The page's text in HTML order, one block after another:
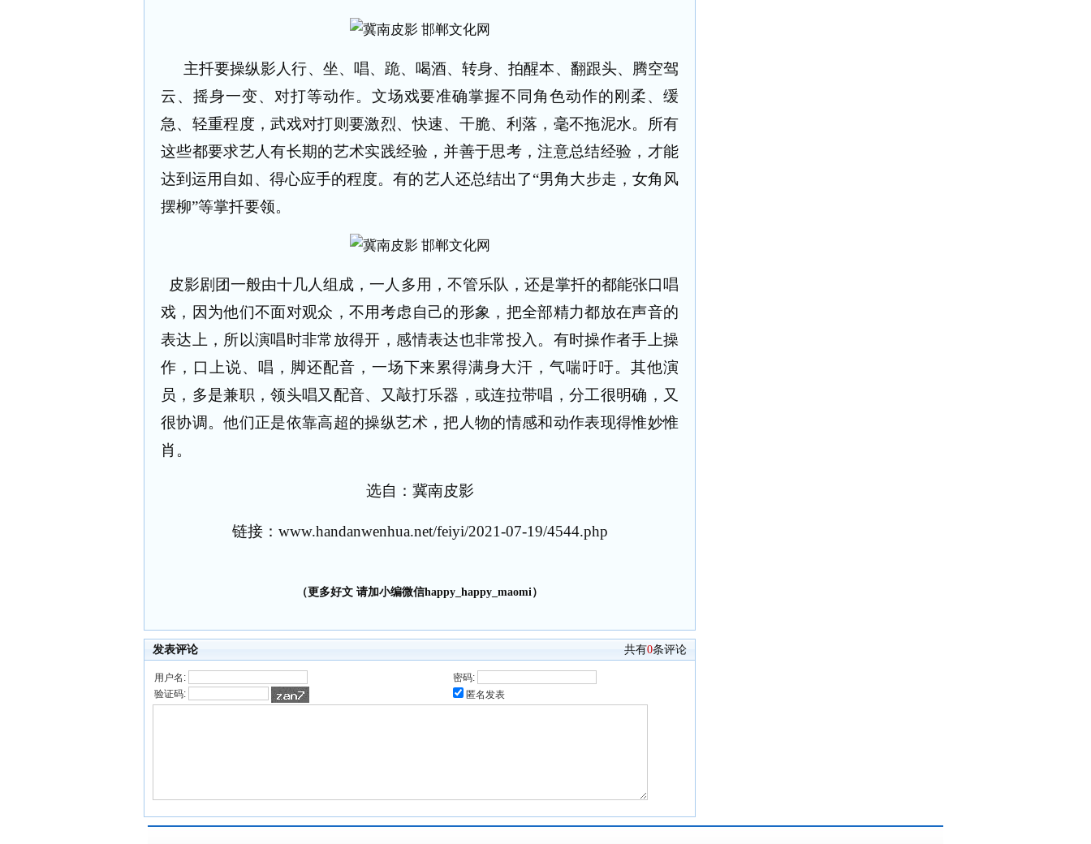
主扦要操纵影人行、坐、唱、跪、喝酒、转身、拍醒本、翻跟头、腾空驾
云、摇身一变、对打等动作。文场戏要准确掌握不同角色动作的刚柔、缓
急、轻重程度，武戏对打则要激烈、快速、干脆、利落，毫不拖泥水。所有
这些都要求艺人有长期的艺术实践经验，并善于思考，注意总结经验，才能
达到运用自如、得心应手的程度。有的艺人还总结出了“男角大步走，女角风
摆柳”等掌扦要领。
皮影剧团一般由十几人组成，一人多用，不管乐队，还是掌扦的都能张口唱
戏，因为他们不面对观众，不用考虑自己的形象，把全部精力都放在声音的
表达上，所以演唱时非常放得开，感情表达也非常投入。有时操作者手上操
作，口上说、唱，脚还配音，一场下来累得满身大汗，气喘吁吁。其他演
员，多是兼职，领头唱又配音、又敲打乐器，或连拉带唱，分工很明确，又
很协调。他们正是依靠高超的操纵艺术，把人物的情感和动作表现得惟妙惟
肖。
选自：冀南皮影
链接： www.handanwenhua.net/feiyi/2021-07-19/4544.php
（更多好文 请加小编微信happy_happy_maomi）
发表评论 共有0条评论
用户名:
密码:
验证码:
匿名发表